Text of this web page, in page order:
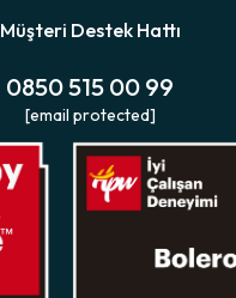
Müşteri Destek Hattı
0850 515 00 99
[email protected]